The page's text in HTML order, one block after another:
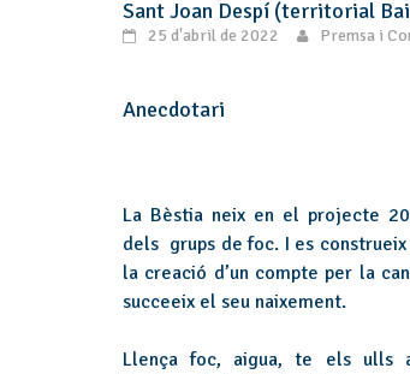
Sant Joan Despí (territorial
25 d'abril de 2022 Premsa i
Anecdotari
La Bèstia neix en el projecte
dels grups de foc. I es
la creació d’un compte per la
succeeix el seu naixement.
Llença foc, aigua, te els ulls